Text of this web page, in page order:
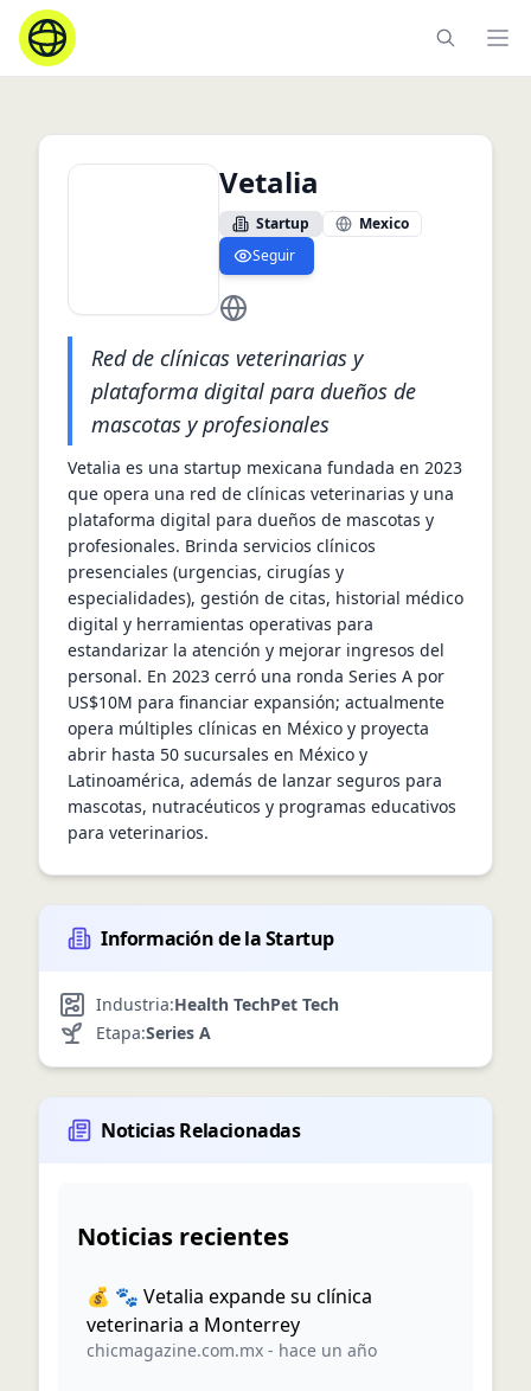
Vetalia
Startup
Mexico
Seguir
https://www.vetalia.com.mx/
Red de clínicas veterinarias y
plataforma digital para dueños de
mascotas y profesionales
Vetalia es una startup mexicana fundada en 2023
que opera una red de clínicas veterinarias y una
plataforma digital para dueños de mascotas y
profesionales. Brinda servicios clínicos
presenciales (urgencias, cirugías y
especialidades), gestión de citas, historial médico
digital y herramientas operativas para
estandarizar la atención y mejorar ingresos del
personal. En 2023 cerró una ronda Series A por
US$10M para financiar expansión; actualmente
opera múltiples clínicas en México y proyecta
abrir hasta 50 sucursales en México y
Latinoamérica, además de lanzar seguros para
mascotas, nutracéuticos y programas educativos
para veterinarios.
Información de la Startup
Industria:Health TechPet Tech
Etapa:Series A
Noticias Relacionadas
Noticias recientes
💰 🐾 Vetalia expande su clínica
veterinaria a Monterrey
chicmagazine.com.mx - hace un año